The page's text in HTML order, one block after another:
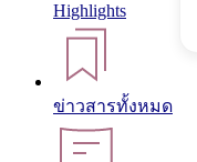
Highlights
ข่าวสารทั้งหมด